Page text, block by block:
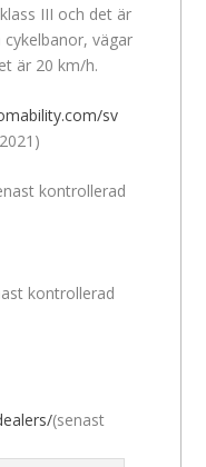
III och det är
vägar
är 20 km/h.
sv
kontrollerad
kontrollerad
(senast